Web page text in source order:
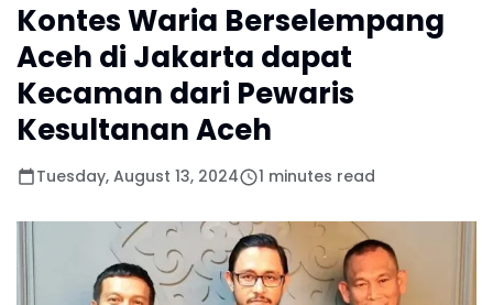
Kontes Waria Berselempang
Aceh di Jakarta dapat
Kecaman dari Pewaris
Kesultanan Aceh
Tuesday, August 13, 2024 1 minutes read